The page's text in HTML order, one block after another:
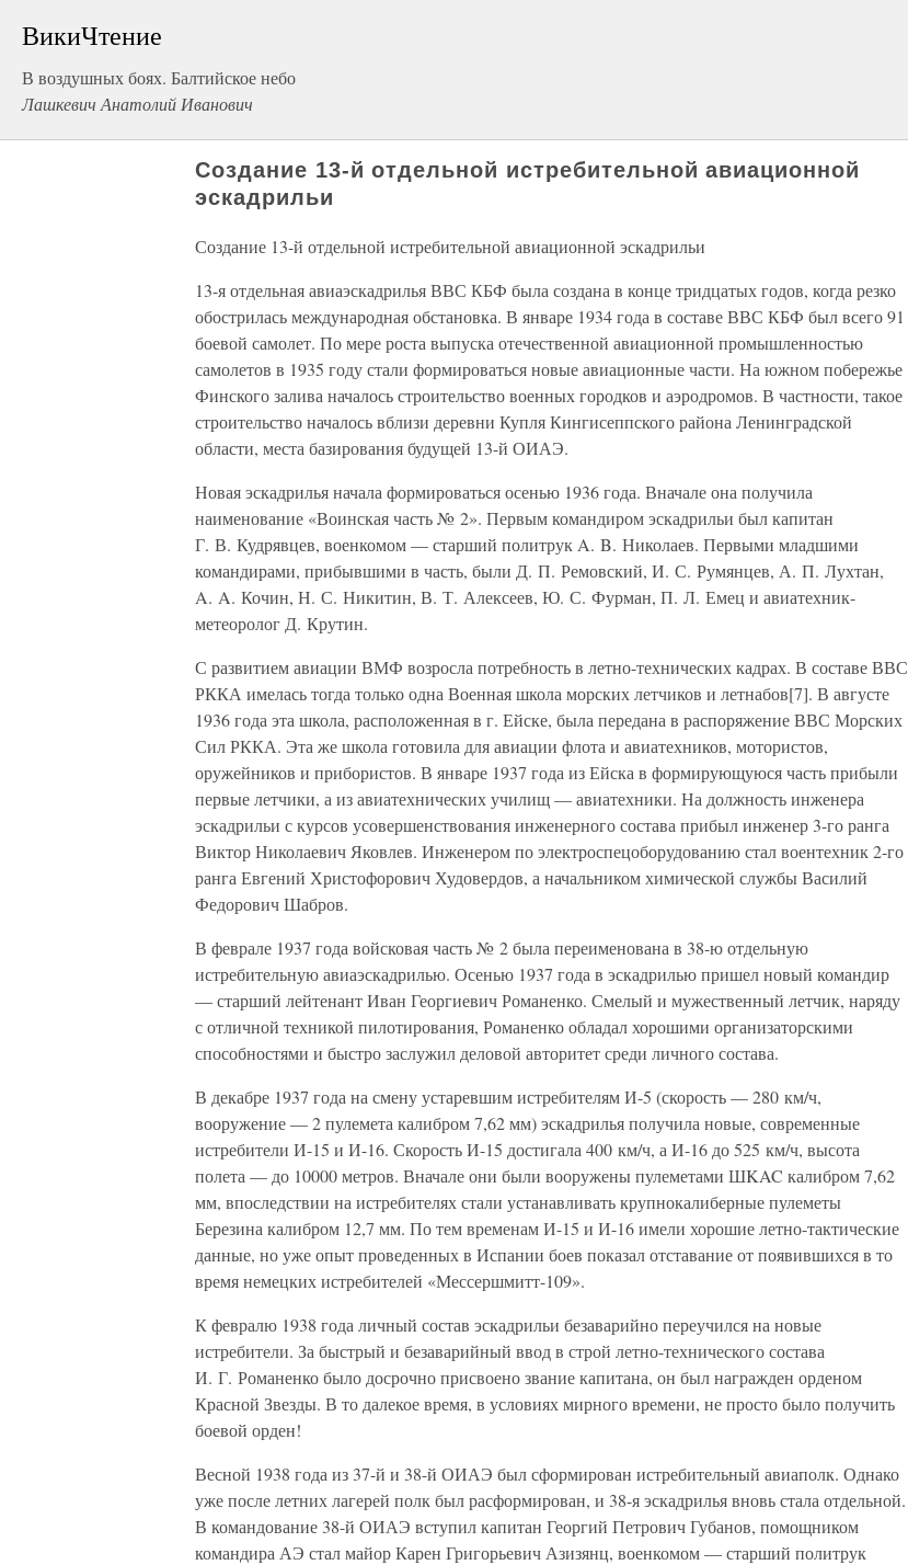
ВикиЧтение
В воздушных боях. Балтийское небо
Лашкевич Анатолий Иванович
Создание 13-й отдельной истребительной авиационной
эскадрильи
Создание 13-й отдельной истребительной авиационной эскадрильи
13-я отдельная авиаэскадрилья ВВС КБФ была создана в конце тридцатых годов, когда резко
обострилась международная обстановка. В январе 1934 года в составе ВВС КБФ был всего 91
боевой самолет. По мере роста выпуска отечественной авиационной промышленностью
самолетов в 1935 году стали формироваться новые авиационные части. На южном побережье
Финского залива началось строительство военных городков и аэродромов. В частности, такое
строительство началось вблизи деревни Купля Кингисеппского района Ленинградской
области, места базирования будущей 13-й ОИАЭ.
Новая эскадрилья начала формироваться осенью 1936 года. Вначале она получила
наименование «Воинская часть № 2». Первым командиром эскадрильи был капитан
Г. В. Кудрявцев, военкомом — старший политрук A. B. Николаев. Первыми младшими
командирами, прибывшими в часть, были Д. П. Ремовский, И. С. Румянцев, А. П. Лухтан,
A. A. Кочин, Н. С. Никитин, В. Т. Алексеев, Ю. С. Фурман, П. Л. Емец и авиатехник-
метеоролог Д. Крутин.
С развитием авиации ВМФ возросла потребность в летно-технических кадрах. В составе ВВС
РККА имелась тогда только одна Военная школа морских летчиков и летнабов[7]. В августе
1936 года эта школа, расположенная в г. Ейске, была передана в распоряжение ВВС Морских
Сил РККА. Эта же школа готовила для авиации флота и авиатехников, мотористов,
оружейников и прибористов. В январе 1937 года из Ейска в формирующуюся часть прибыли
первые летчики, а из авиатехнических училищ — авиатехники. На должность инженера
эскадрильи с курсов усовершенствования инженерного состава прибыл инженер 3-го ранга
Виктор Николаевич Яковлев. Инженером по электроспецоборудованию стал воентехник 2-го
ранга Евгений Христофорович Худовердов, а начальником химической службы Василий
Федорович Шабров.
В феврале 1937 года войсковая часть № 2 была переименована в 38-ю отдельную
истребительную авиаэскадрилью. Осенью 1937 года в эскадрилью пришел новый командир
— старший лейтенант Иван Георгиевич Романенко. Смелый и мужественный летчик, наряду
с отличной техникой пилотирования, Романенко обладал хорошими организаторскими
способностями и быстро заслужил деловой авторитет среди личного состава.
В декабре 1937 года на смену устаревшим истребителям И-5 (скорость — 280 км/ч,
вооружение — 2 пулемета калибром 7,62 мм) эскадрилья получила новые, современные
истребители И-15 и И-16. Скорость И-15 достигала 400 км/ч, а И-16 до 525 км/ч, высота
полета — до 10000 метров. Вначале они были вооружены пулеметами ШKAC калибром 7,62
мм, впоследствии на истребителях стали устанавливать крупнокалиберные пулеметы
Березина калибром 12,7 мм. По тем временам И-15 и И-16 имели хорошие летно-тактические
данные, но уже опыт проведенных в Испании боев показал отставание от появившихся в то
время немецких истребителей «Мессершмитт-109».
К февралю 1938 года личный состав эскадрильи безаварийно переучился на новые
истребители. За быстрый и безаварийный ввод в строй летно-технического состава
И. Г. Романенко было досрочно присвоено звание капитана, он был награжден орденом
Красной Звезды. В то далекое время, в условиях мирного времени, не просто было получить
боевой орден!
Весной 1938 года из 37-й и 38-й ОИАЭ был сформирован истребительный авиаполк. Однако
уже после летних лагерей полк был расформирован, и 38-я эскадрилья вновь стала отдельной.
В командование 38-й ОИАЭ вступил капитан Георгий Петрович Губанов, помощником
командира АЭ стал майор Карен Григорьевич Азизянц, военкомом — старший политрук